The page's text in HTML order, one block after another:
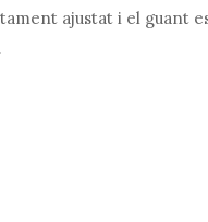
ajustat i el guant